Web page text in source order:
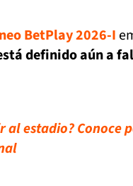
BetPlay 2026-I
definido aún a
al estadio? Conoce